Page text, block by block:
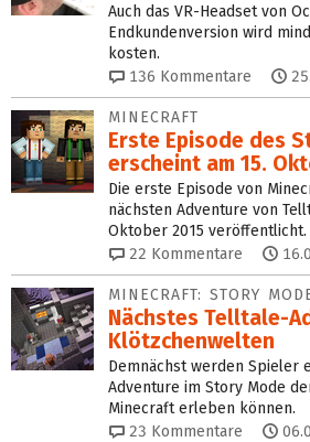
Auch das VR-Headset von
Endkundenversion wird
kosten.
136 Kommentare
MINECRAFT
Erste Episode des
erscheint am 15.
Die erste Episode von
nächsten Adventure von
Oktober 2015 veröffentlicht.
22 Kommentare
MINECRAFT: STORY
Nächstes Telltale-
Klötzchenwelten
Demnächst werden Spieler
Adventure im Story Mode
Minecraft erleben können.
23 Kommentare